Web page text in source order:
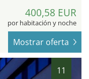
400,58 EUR
por habitación y noche
Mostrar oferta
11